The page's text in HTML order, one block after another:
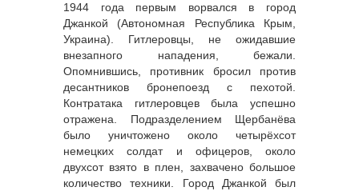
1944 года первым ворвался в город
Джанкой (Автономная Республика Крым,
Украина). Гитлеровцы, не ожидавшие
внезапного нападения, бежали.
Опомнившись, противник бросил против
десантников бронепоезд с пехотой.
Контратака гитлеровцев была успешно
отражена. Подразделением Щербанёва
было уничтожено около четырёхсот
немецких солдат и офицеров, около
двухсот взято в плен, захвачено большое
количество техники. Город Джанкой был